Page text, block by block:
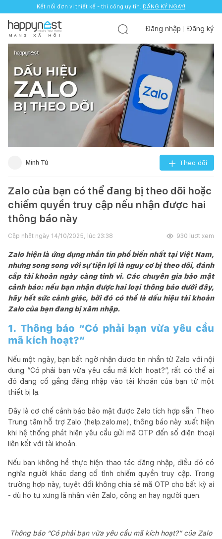
Kết nối đơn vị thiết kế - thi công uy tín. ĐĂNG KÝ NGAY!
M Ạ N G X Ã H Ộ I
Đăng nhập Đăng ký
Minh Tú Theo dõi
Zalo của bạn có thể đang bị theo dõi hoặc
chiếm quyền truy cập nếu nhận được hai
thông báo này
Cập nhật ngày 14/10/2025, lúc 23:38 930 lượt xem
Zalo hiện là ứng dụng nhắn tin phổ biến nhất tại Việt Nam,
nhưng song song với sự tiện lợi là nguy cơ bị theo dõi, đánh
cắp tài khoản ngày càng tinh vi. Các chuyên gia bảo mật
cảnh báo: nếu bạn nhận được hai loại thông báo dưới đây,
hãy hết sức cảnh giác, bởi đó có thể là dấu hiệu tài khoản
Zalo của bạn đang bị xâm nhập.
1. Thông báo “Có phải bạn vừa yêu cầu
mã kích hoạt?”
Nếu một ngày, bạn bất ngờ nhận được tin nhắn từ Zalo với nội
dung “Có phải bạn vừa yêu cầu mã kích hoạt?”, rất có thể ai
đó đang cố gắng đăng nhập vào tài khoản của bạn từ một
thiết bị lạ.
Đây là cơ chế cảnh báo bảo mật được Zalo tích hợp sẵn. Theo
Trung tâm hỗ trợ Zalo (help.zalo.me), thông báo này xuất hiện
khi hệ thống phát hiện yêu cầu gửi mã OTP đến số điện thoại
liên kết với tài khoản.
Nếu bạn không hề thực hiện thao tác đăng nhập, điều đó có
nghĩa người khác đang cố tình chiếm quyền truy cập. Trong
trường hợp này, tuyệt đối không chia sẻ mã OTP cho bất kỳ ai
- dù họ tự xưng là nhân viên Zalo, công an hay người quen.
Thông báo “Có phải bạn vừa yêu cầu mã kích hoạt?” của Zalo